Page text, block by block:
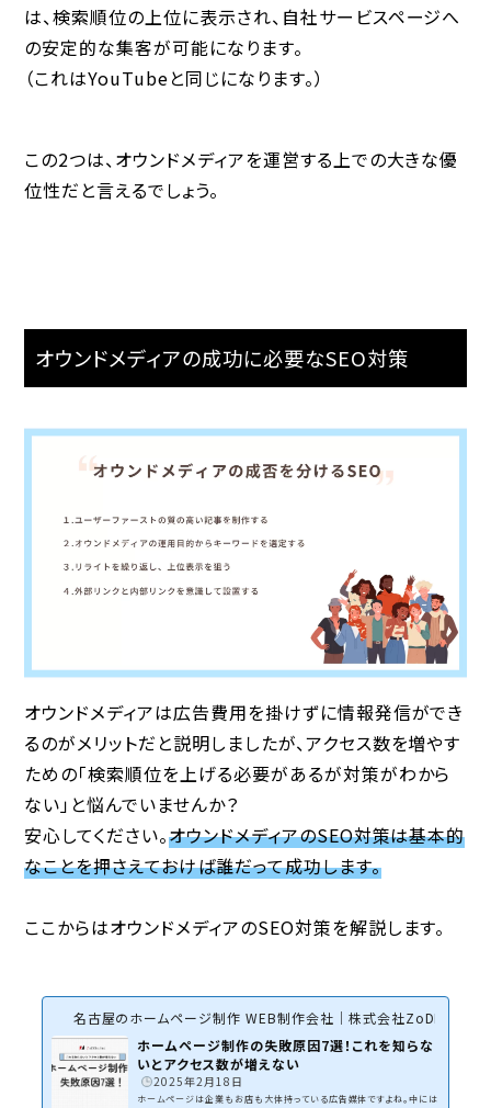
は、検索順位の上位に表示され、自社サービスページへ
の安定的な集客が可能になります。
（これはYouTubeと同じになります。）
この2つは、オウンドメディアを運営する上での大きな優
位性だと言えるでしょう。
オウンドメディアの成功に必要なSEO対策
オウンドメディアは広告費用を掛けずに情報発信ができ
るのがメリットだと説明しましたが、アクセス数を増やす
ための「検索順位を上げる必要があるが対策がわから
ない」と悩んでいませんか？
安心してください。オウンドメディアのSEO対策は基本的
なことを押さえておけば誰だって成功します。
ここからはオウンドメディアのSEO対策を解説します。
名古屋のホームページ制作 WEB制作会社｜株式会社ZoDDo
ホームページ制作の失敗原因7選！これを知らな
いとアクセス数が増えない
2025年2月18日
ホームページは企業もお店も大体持っている広告媒体ですよね。中には